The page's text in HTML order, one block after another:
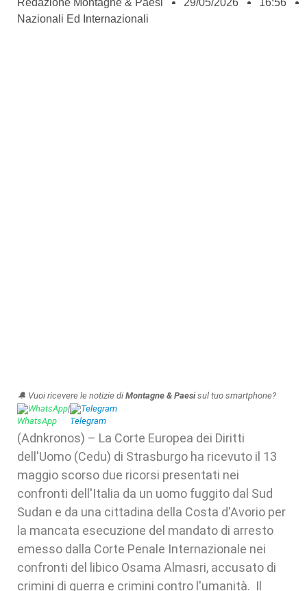
Redazione Montagne & Paesi 29/05/2026
16:56
Nazionali Ed Internazionali
🔔 Vuoi ricevere le notizie di Montagne & Paesisul tuo smartphone?
WhatsApp| Telegram
(Adnkronos) – La Corte Europea dei Diritti
dell'Uomo (Cedu) di Strasburgo ha ricevuto il 13
maggio scorso due ricorsi presentati nei
confronti dell'Italia da un uomo fuggito dal Sud
Sudan e da una cittadina della Costa d'Avorio per
la mancata esecuzione del mandato di arresto
emesso dalla Corte Penale Internazionale nei
confronti del libico Osama Almasri, accusato di
crimini di guerra e crimini contro l'umanità. Il